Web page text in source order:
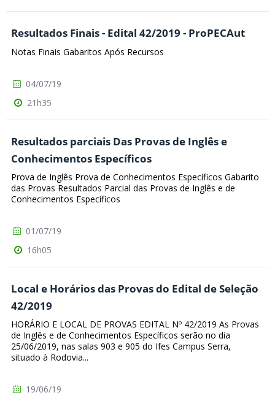
Resultados Finais - Edital 42/2019 - ProPECAut
Notas Finais Gabaritos Após Recursos
04/07/19
21h35
Resultados parciais Das Provas de Inglês e
Conhecimentos Específicos
Prova de Inglês Prova de Conhecimentos Específicos Gabarito
das Provas Resultados Parcial das Provas de Inglês e de
Conhecimentos Específicos
01/07/19
16h05
Local e Horários das Provas do Edital de Seleção
42/2019
HORÁRIO E LOCAL DE PROVAS EDITAL Nº 42/2019 As Provas
de Inglês e de Conhecimentos Específicos serão no dia
25/06/2019, nas salas 903 e 905 do Ifes Campus Serra,
situado à Rodovia...
19/06/19